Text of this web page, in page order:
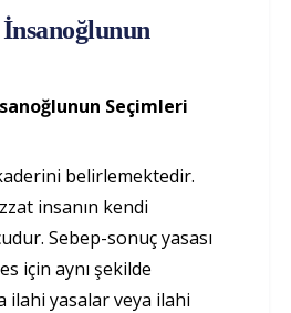
Seçimleri
belirlemektedir.
insanın kendi
Sebep-sonuç yasası
için aynı şekilde
ilahi yasalar veya ilahi